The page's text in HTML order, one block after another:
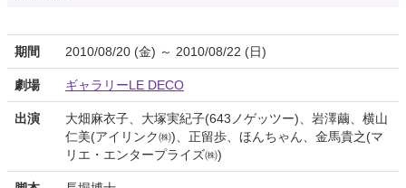
期間 2010/08/20 (金) ～ 2010/08/22 (日)
劇場 ギャラリーLE DECO
出演
大畑麻衣子、大塚実紀子(643ノゲッツー)、岩澤繭、横山
仁美(アイリンク㈱)、正留歩、ほんちゃん、金馬貴之(マ
リエ・エンタープライズ㈱)